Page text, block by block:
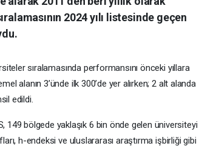
2024 yılı listesinde geçen
sıralamasında performansını önceki yıllara
alanın 3’ünde ilk 300’de yer alırken; 2 alt alanda
edildi.
bölgede yaklaşık 6 bin önde gelen üniversiteyi
h-endeksi ve uluslararası araştırma işbirliği gibi